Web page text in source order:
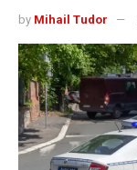
by Mihail Tudor